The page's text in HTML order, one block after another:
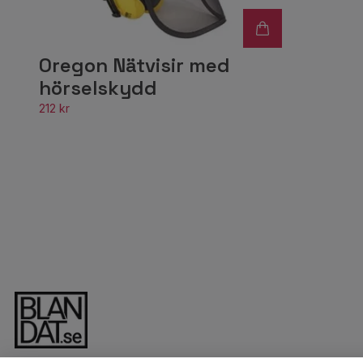
Oregon Nätvisir med
hörselskydd
212 kr